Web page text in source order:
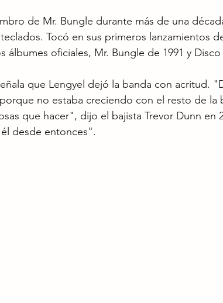
de Mr. Bungle durante más de una
Tocó en sus primeros lanzamientos
álbumes oficiales, Mr. Bungle de 1991 y Disco
que Lengyel dejó la banda con acritud.
no estaba creciendo con el resto de la
que hacer", dijo el bajista Trevor Dunn en
desde entonces".